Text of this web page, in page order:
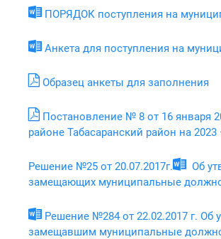
ПОРЯДОК поступления на
Анкета для поступления на
Образец анкеты для заполнения
Постановление № 8 от 16 января
районе Табасаранский район на
Решение №25 от 20.07.2017г.
Об
замещающих муниципальные
Решение №284 от 22.02.2017 г. Об
замещавшим муниципальные